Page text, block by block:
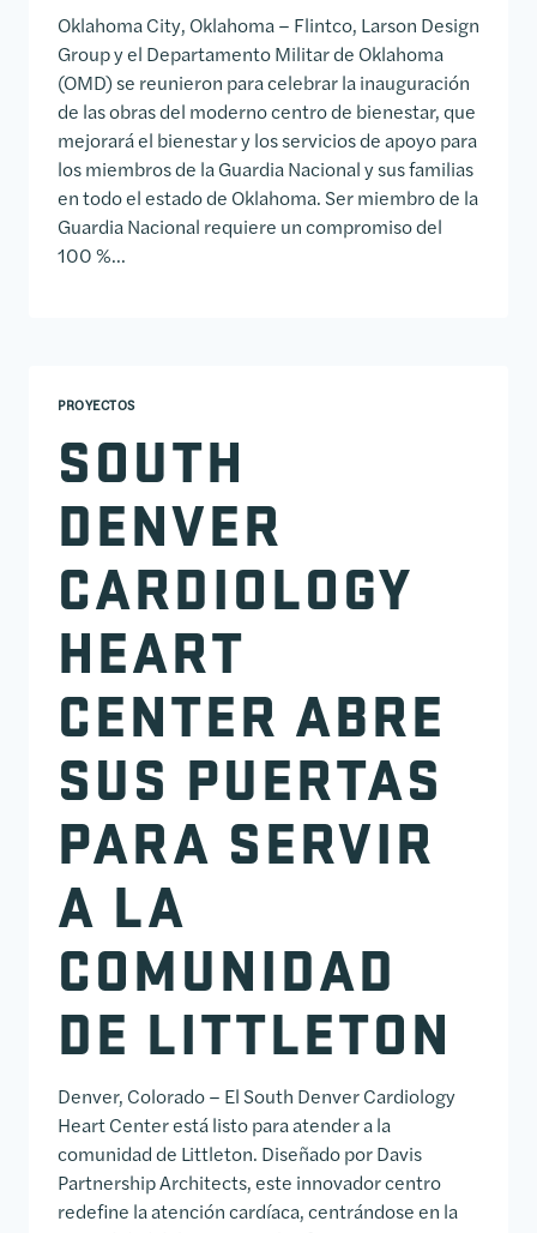
Oklahoma City, Oklahoma – Flintco, Larson Design
Group y el Departamento Militar de Oklahoma
(OMD) se reunieron para celebrar la inauguración
de las obras del moderno centro de bienestar, que
mejorará el bienestar y los servicios de apoyo para
los miembros de la Guardia Nacional y sus familias
en todo el estado de Oklahoma. Ser miembro de la
Guardia Nacional requiere un compromiso del
100 %...
PROYECTOS
SOUTH
DENVER
CARDIOLOGY
HEART
CENTER ABRE
SUS PUERTAS
PARA SERVIR
A LA
COMUNIDAD
DE LITTLETON
Denver, Colorado – El South Denver Cardiology
Heart Center está listo para atender a la
comunidad de Littleton. Diseñado por Davis
Partnership Architects, este innovador centro
redefine la atención cardíaca, centrándose en la